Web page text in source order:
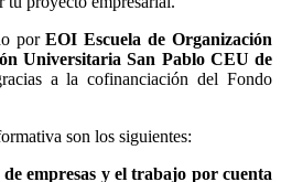
porEOI Escuela de Organización
Universitaria San Pablo CEU de
a la cofinanciación del Fondo
son los siguientes:
empresas y el trabajo por cuenta